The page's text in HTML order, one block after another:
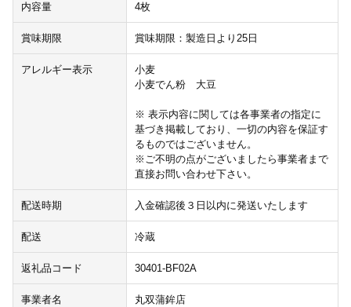
内容量 4枚
賞味期限 賞味期限：製造日より25日
アレルギー表示
小麦
小麦でん粉 大豆
※ 表示内容に関しては各事業者の指定に
基づき掲載しており、一切の内容を保証す
るものではございません。
※ご不明の点がございましたら事業者まで
直接お問い合わせ下さい。
配送時期 入金確認後３日以内に発送いたします
配送 冷蔵
返礼品コード 30401-BF02A
事業者名 丸双蒲鉾店